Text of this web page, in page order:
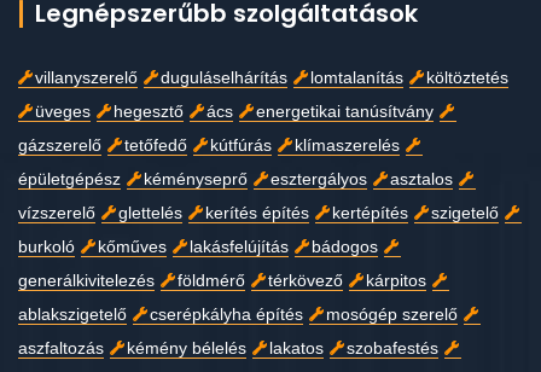
Legnépszerűbb szolgáltatások
villanyszerelő duguláselhárítás lomtalanítás
költöztetés
üveges
hegesztő ács
energetikai tanúsítvány
gázszerelő
tetőfedő kútfúrás
klímaszerelés
épületgépész
kéményseprő esztergályos
asztalos
vízszerelő
glettelés kerítés építés kertépítés
szigetelő
burkoló
kőműves lakásfelújítás
bádogos
generálkivitelezés
földmérő térkövező
kárpitos
ablakszigetelő
cserépkályha építés
mosógép szerelő
aszfaltozás
kémény bélelés lakatos szobafestés